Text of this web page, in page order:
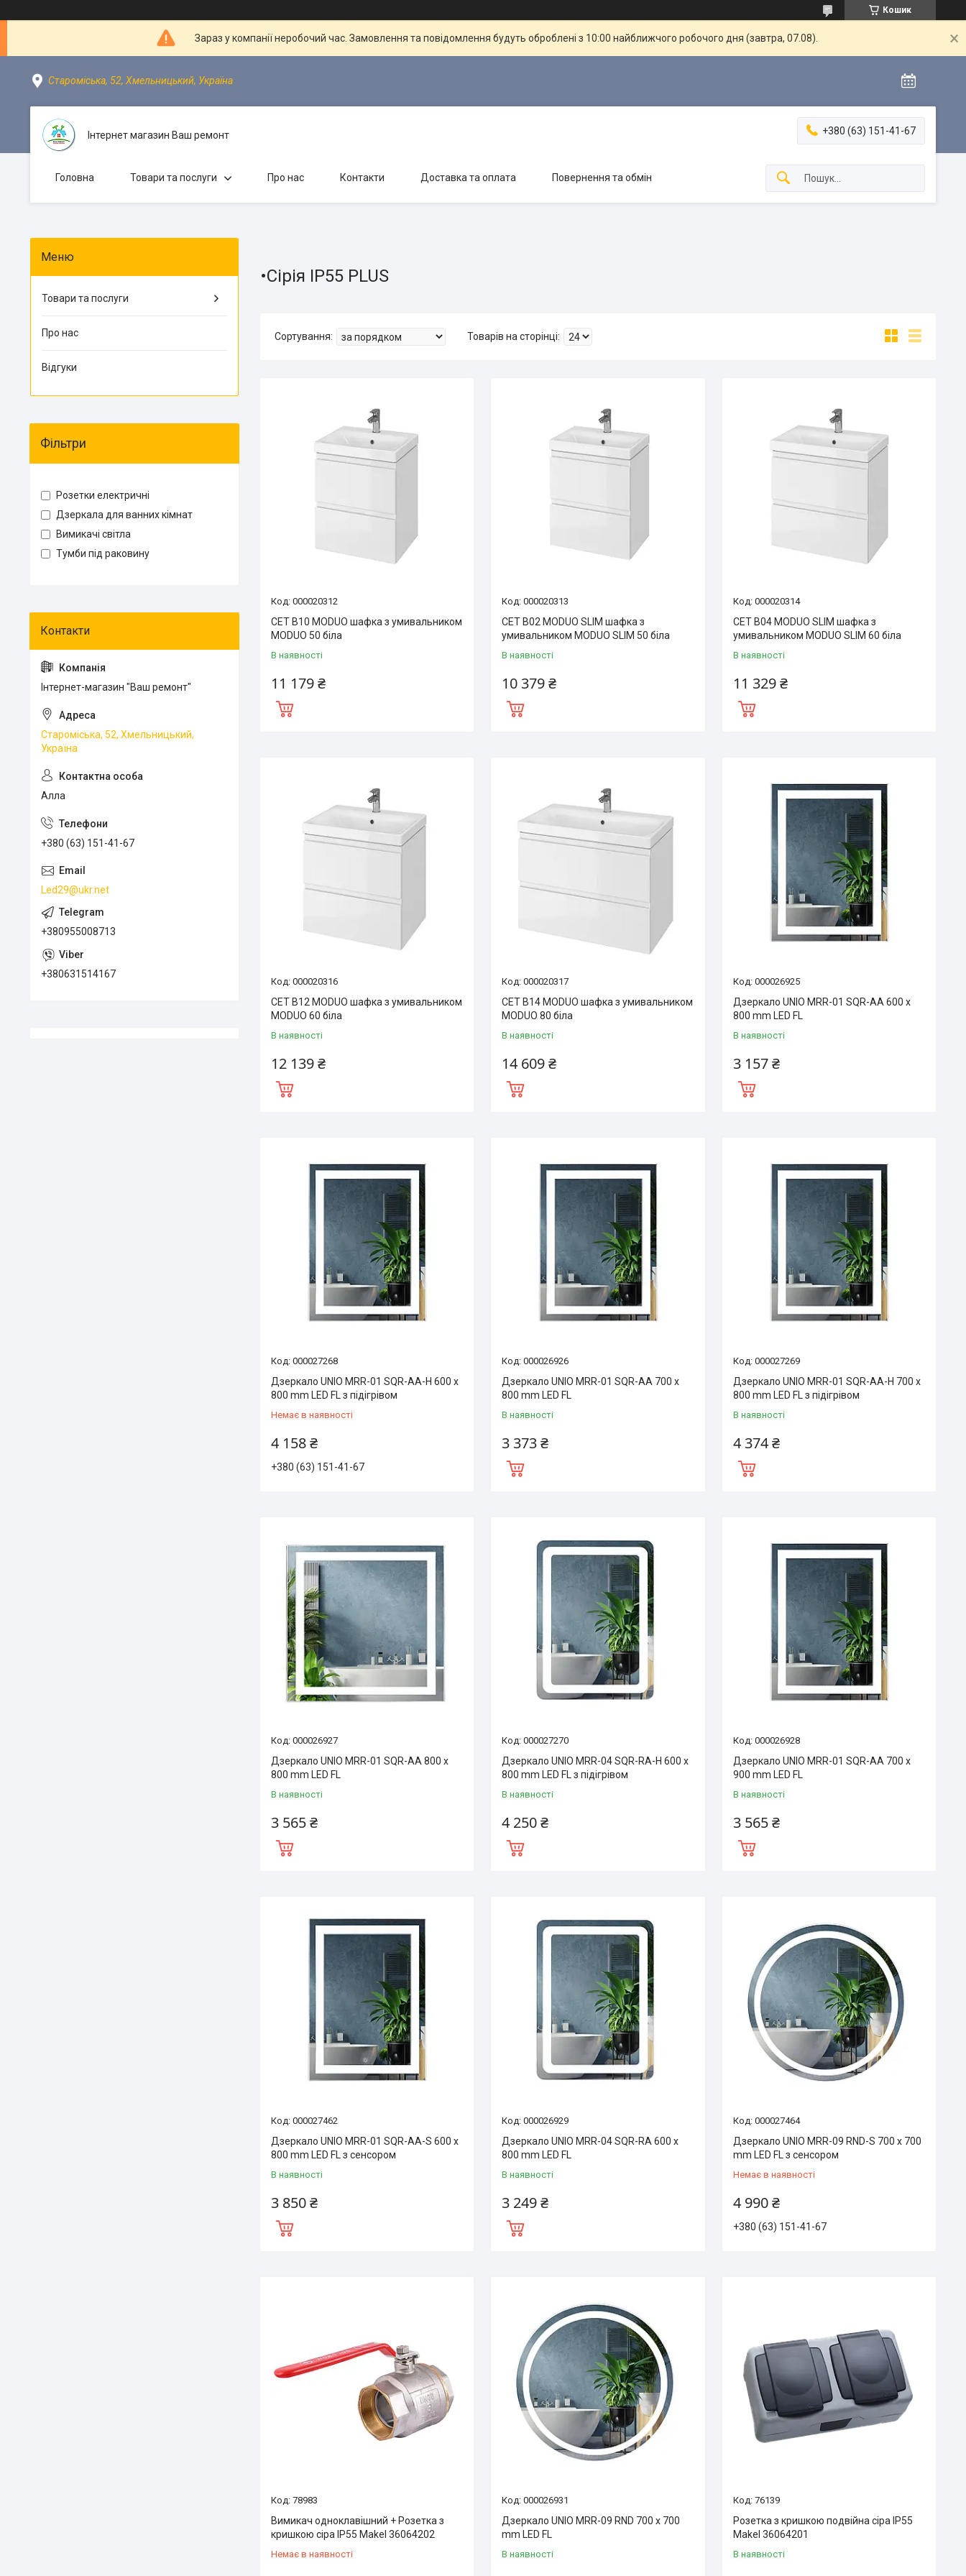
Кошик
Зараз у компанії неробочий час. Замовлення та повідомлення будуть оброблені з 10:00 найближчого робочого дня (завтра, 07.08).
Староміська, 52, Хмельницький, Україна
Інтернет магазин Ваш ремонт +380 (63) 151-41-67
Головна Товари та послуги Про нас Контакти Доставка та оплата Повернення та обмін
•Сірія IP55 PLUS
000020312
CET B10 MODUO шафка з умивальником
MODUO 50 біла
В наявності
11 179 ₴
000020313
CET B02 MODUO SLIM шафка з
умивальником MODUO SLIM 50 біла
В наявності
10 379 ₴
000020314
CET B04 MODUO SLIM шафка з
умивальником MODUO SLIM 60 біла
В наявності
11 329 ₴
000020316
CET B12 MODUO шафка з умивальником
MODUO 60 біла
В наявності
12 139 ₴
000020317
CET B14 MODUO шафка з умивальником
MODUO 80 біла
В наявності
14 609 ₴
000026925
Дзеркало UNIO MRR-01 SQR-AA 600 x
800 mm LED FL
В наявності
3 157 ₴
000027268
Дзеркало UNIO MRR-01 SQR-AA-H 600 x
800 mm LED FL з підігрівом
Немає в наявності
4 158 ₴
+380 (63) 151-41-67
000026926
Дзеркало UNIO MRR-01 SQR-AA 700 x
800 mm LED FL
В наявності
3 373 ₴
000027269
Дзеркало UNIO MRR-01 SQR-AA-H 700 x
800 mm LED FL з підігрівом
В наявності
4 374 ₴
000026927
Дзеркало UNIO MRR-01 SQR-AA 800 x
800 mm LED FL
В наявності
3 565 ₴
000027270
Дзеркало UNIO MRR-04 SQR-RA-H 600 x
800 mm LED FL з підігрівом
В наявності
4 250 ₴
000026928
Дзеркало UNIO MRR-01 SQR-AA 700 x
900 mm LED FL
В наявності
3 565 ₴
000027462
Дзеркало UNIO MRR-01 SQR-AA-S 600 x
800 mm LED FL з сенсором
В наявності
3 850 ₴
000026929
Дзеркало UNIO MRR-04 SQR-RA 600 x
800 mm LED FL
В наявності
3 249 ₴
000027464
Дзеркало UNIO MRR-09 RND-S 700 x 700
mm LED FL з сенсором
Немає в наявності
4 990 ₴
+380 (63) 151-41-67
78983
Вимикач одноклавішний + Розетка з
кришкою сіра IP55 Makel 36064202
Немає в наявності
000026931
Дзеркало UNIO MRR-09 RND 700 x 700
mm LED FL
В наявності
76139
Розетка з кришкою подвійна сіра IP55
Makel 36064201
В наявності
Товари та послуги
Про нас
Відгуки
Фільтри
Розетки електричні
Дзеркала для ванних кімнат
Вимикачі світла
Тумби під раковину
Інтернет-магазин "Ваш ремонт"
Староміська, 52, Хмельницький,
Україна
Алла
+380 (63) 151-41-67
Led29@ukr.net
+380955008713
+380631514167